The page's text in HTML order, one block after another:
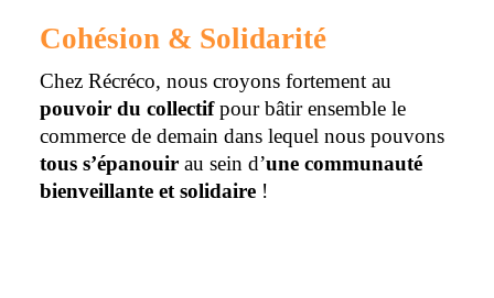
Cohésion & Solidarité
Chez Récréco, nous croyons fortement au
pouvoir du collectifpour bâtir ensemble le
commerce de demain dans lequel nous pouvons
tous s’épanouirau sein d’une communauté
bienveillante et solidaire!